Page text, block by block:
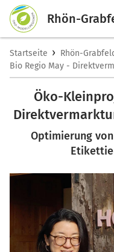
Rhön-
Startseite › Rhön-
Bio Regio May -
Öko-
Optimierung